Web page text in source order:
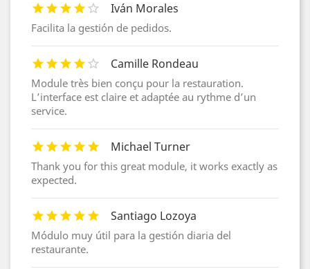
Iván Morales
Facilita la gestión de pedidos.
Camille Rondeau
Module très bien conçu pour la restauration.
L’interface est claire et adaptée au rythme d’un
service.
Michael Turner
Thank you for this great module, it works exactly as
expected.
Santiago Lozoya
Módulo muy útil para la gestión diaria del
restaurante.